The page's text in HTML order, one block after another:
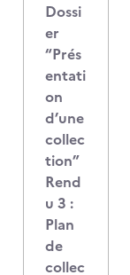
Dossi
er
“Prés
entati
on
d’une
collec
tion”
Rend
u 3 :
Plan
de
collec